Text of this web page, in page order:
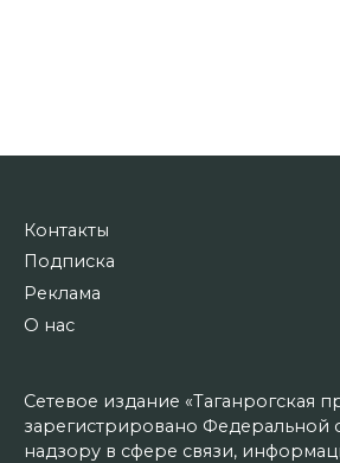
Контакты
Подписка
Реклама
О нас
Сетевое издание «Таганрогская
зарегистрировано Федеральной
надзору в сфере связи,